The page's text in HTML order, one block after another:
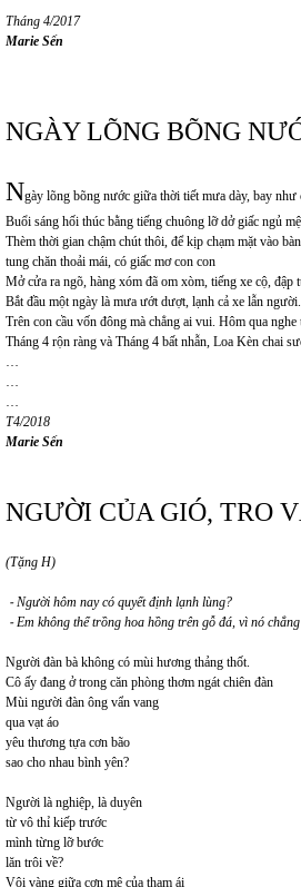
Tháng 4/2017
Marie Sến
NGÀY LÕNG BÕNG
Ngày lõng bõng nước giữa thời tiết mưa dày, bay như
Buổi sáng hối thúc bằng tiếng chuông lỡ dở giấc ngủ
Thèm thời gian chậm chút thôi, để kịp chạm mặt vào
tung chăn thoải mái, có giấc mơ con con
Mở cửa ra ngõ, hàng xóm đã om xòm, tiếng xe cộ, đập
Bắt đầu một ngày là mưa ướt dượt, lạnh cả xe lẫn người.
Trên con cầu vốn đông mà chẳng ai vui. Hôm qua
Tháng 4 rộn ràng và Tháng 4 bất nhẫn, Loa Kèn chai
…
…
…
T4/2018
Marie Sến
NGƯỜI CỦA GIÓ, TRO
(Tặng H)
⁃Người hôm nay có quyết định lạnh lùng?
⁃Em không thể trồng hoa hồng trên gỗ đá, vì nó
Người đàn bà không có mùi hương thảng thốt.
Cô ấy đang ở trong căn phòng thơm ngát chiên đàn
Mùi người đàn ông vẩn vang
qua vạt áo
yêu thương tựa cơn bão
sao cho nhau bình yên?
Người là nghiệp, là duyên
từ vô thỉ kiếp trước
mình từng lỡ bước
lăn trôi về?
Vội vàng giữa cơn mê của tham ái